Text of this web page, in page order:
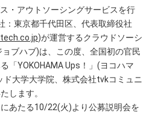
・アウトソーシングサービスを行
：東京都千代田区、代表取締役社
)が運営するクラウドソーシ
ブハブ)は、この度、全国初の官民
「YOKOHAMA Ups！」(ヨコハマ
大学大学院、株式会社tvkコミュニ
します。
あたる10/22(火)より公募説明会を